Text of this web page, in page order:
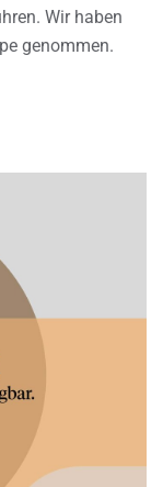
Wir haben
genommen.